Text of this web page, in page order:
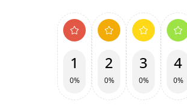
1
0%
2
0%
3
0%
4
0%